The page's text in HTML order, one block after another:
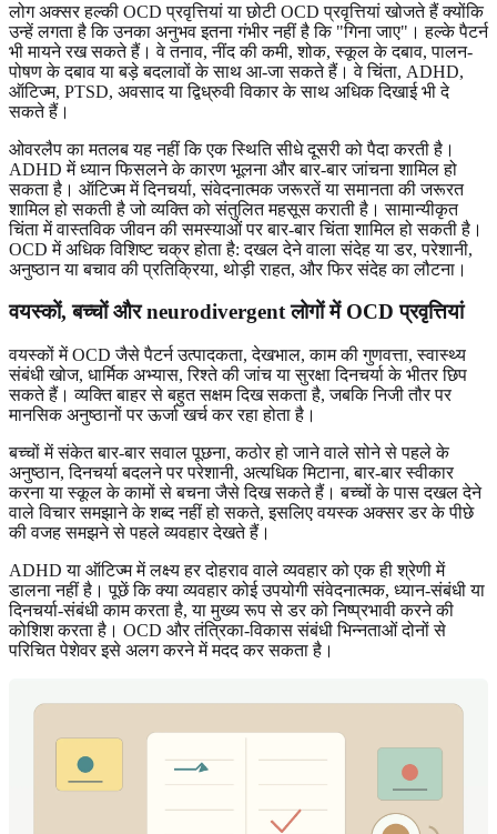
लोग अक्सर हल्की OCD प्रवृत्तियां या छोटी OCD प्रवृत्तियां खोजते हैं क्योंकि
उन्हें लगता है कि उनका अनुभव इतना गंभीर नहीं है कि "गिना जाए"। हल्के पैटर्न
भी मायने रख सकते हैं। वे तनाव, नींद की कमी, शोक, स्कूल के दबाव, पालन-
पोषण के दबाव या बड़े बदलावों के साथ आ-जा सकते हैं। वे चिंता, ADHD,
ऑटिज्म, PTSD, अवसाद या द्विध्रुवी विकार के साथ अधिक दिखाई भी दे
सकते हैं।
ओवरलैप का मतलब यह नहीं कि एक स्थिति सीधे दूसरी को पैदा करती है।
ADHD में ध्यान फिसलने के कारण भूलना और बार-बार जांचना शामिल हो
सकता है। ऑटिज्म में दिनचर्या, संवेदनात्मक जरूरतें या समानता की जरूरत
शामिल हो सकती है जो व्यक्ति को संतुलित महसूस कराती है। सामान्यीकृत
चिंता में वास्तविक जीवन की समस्याओं पर बार-बार चिंता शामिल हो सकती है।
OCD में अधिक विशिष्ट चक्र होता है: दखल देने वाला संदेह या डर, परेशानी,
अनुष्ठान या बचाव की प्रतिक्रिया, थोड़ी राहत, और फिर संदेह का लौटना।
वयस्कों, बच्चों और neurodivergent लोगों में OCD प्रवृत्तियां
वयस्कों में OCD जैसे पैटर्न उत्पादकता, देखभाल, काम की गुणवत्ता, स्वास्थ्य
संबंधी खोज, धार्मिक अभ्यास, रिश्ते की जांच या सुरक्षा दिनचर्या के भीतर छिप
सकते हैं। व्यक्ति बाहर से बहुत सक्षम दिख सकता है, जबकि निजी तौर पर
मानसिक अनुष्ठानों पर ऊर्जा खर्च कर रहा होता है।
बच्चों में संकेत बार-बार सवाल पूछना, कठोर हो जाने वाले सोने से पहले के
अनुष्ठान, दिनचर्या बदलने पर परेशानी, अत्यधिक मिटाना, बार-बार स्वीकार
करना या स्कूल के कामों से बचना जैसे दिख सकते हैं। बच्चों के पास दखल देने
वाले विचार समझाने के शब्द नहीं हो सकते, इसलिए वयस्क अक्सर डर के पीछे
की वजह समझने से पहले व्यवहार देखते हैं।
ADHD या ऑटिज्म में लक्ष्य हर दोहराव वाले व्यवहार को एक ही श्रेणी में
डालना नहीं है। पूछें कि क्या व्यवहार कोई उपयोगी संवेदनात्मक, ध्यान-संबंधी या
दिनचर्या-संबंधी काम करता है, या मुख्य रूप से डर को निष्प्रभावी करने की
कोशिश करता है। OCD और तंत्रिका-विकास संबंधी भिन्नताओं दोनों से
परिचित पेशेवर इसे अलग करने में मदद कर सकता है।